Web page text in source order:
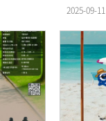
2025-09-11